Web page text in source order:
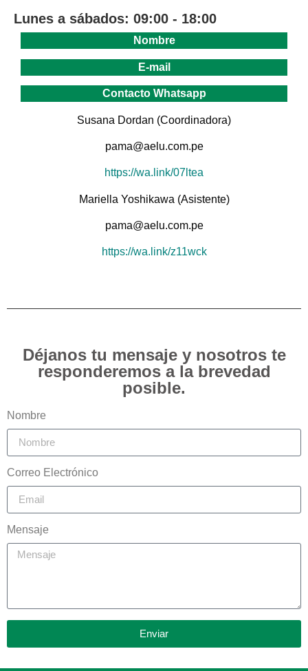
Lunes a sábados: 09:00 - 18:00
Nombre
E-mail
Contacto Whatsapp
Susana Dordan (Coordinadora)
pama@aelu.com.pe
https://wa.link/07ltea
Mariella Yoshikawa (Asistente)
pama@aelu.com.pe
https://wa.link/z11wck
Déjanos tu mensaje y nosotros te
responderemos a la brevedad
posible.
Nombre
Correo Electrónico
Mensaje
Enviar